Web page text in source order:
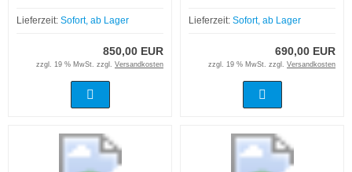
Lieferzeit: Sofort, ab Lager
850,00 EUR
zzgl. 19 % MwSt. zzgl. Versandkosten
Lieferzeit: Sofort, ab Lager
690,00 EUR
zzgl. 19 % MwSt. zzgl. Versandkosten